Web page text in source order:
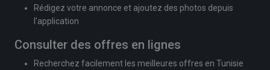
Rédigez votre annonce et ajoutez des photos depuis
l'application
Consulter des offres en lignes
Recherchez facilement les meilleures offres en Tunisie